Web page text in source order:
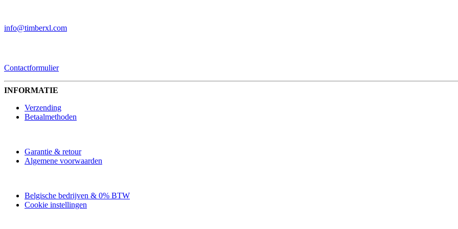
info@timberxl.com
Contactformulier
INFORMATIE
Verzending
Betaalmethoden
Garantie & retour
Algemene voorwaarden
Belgische bedrijven & 0% BTW
Cookie instellingen